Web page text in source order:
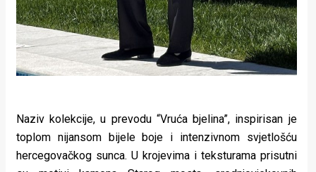
Naziv kolekcije, u prevodu “Vruća bjelina”, inspirisan je
toplom nijansom bijele boje i intenzivnom svjetlošću
hercegovačkog sunca. U krojevima i teksturama prisutni